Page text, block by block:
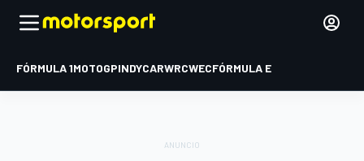
FÓRMULA 1MOTOGPINDYCARWRCWECFÓRMULA E